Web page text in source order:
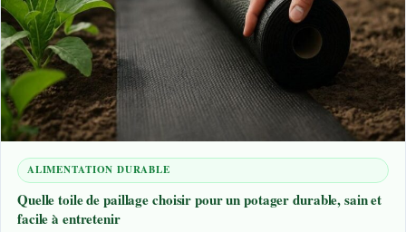
ALIMENTATION DURABLE
Quelle toile de paillage choisir pour un potager durable, sain et
facile à entretenir